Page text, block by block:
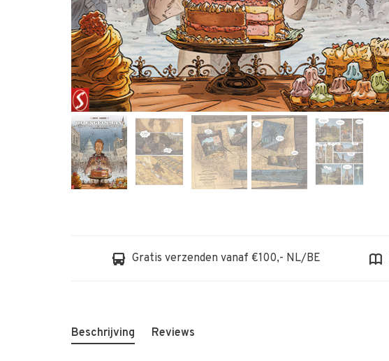
Gratis verzenden vanaf €100,- NL/BE
Beschrijving Reviews